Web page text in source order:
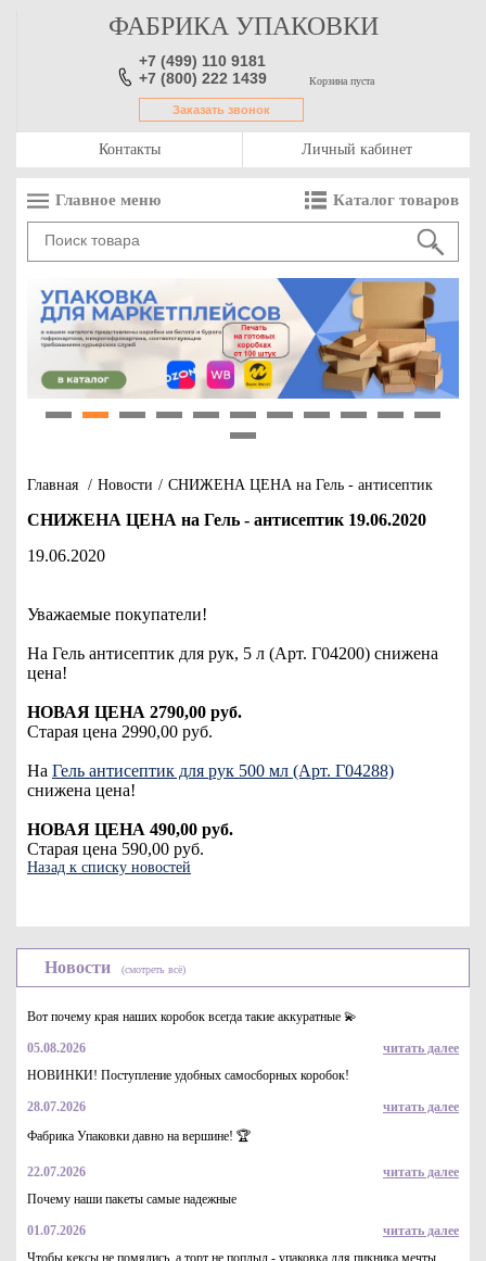
ФАБРИКА УПАКОВКИ
+7 (499) 110 9181
+7 (800) 222 1439
Заказать звонок
Корзина пуста
Контакты Личный кабинет
Главное меню Каталог товаров
Главная / Новости / СНИЖЕНА ЦЕНА на Гель - антисептик
СНИЖЕНА ЦЕНА на Гель - антисептик 19.06.2020
19.06.2020
Уважаемые покупатели!
На Гель антисептик для рук, 5 л (Арт. Г04200) снижена
цена!
НОВАЯ ЦЕНА 2790,00 руб.
Старая цена 2990,00 руб.
На Гель антисептик для рук 500 мл (Арт. Г04288)
снижена цена!
НОВАЯ ЦЕНА 490,00 руб.
Старая цена 590,00 руб.
Назад к списку новостей
Новости (смотреть всё)
Вот почему края наших коробок всегда такие аккуратные 💫
05.08.2026
читать далее
НОВИНКИ! Поступление удобных самосборных коробок!
28.07.2026
читать далее
Фабрика Упаковки давно на вершине! 🏆
22.07.2026
читать далее
Почему наши пакеты самые надежные
01.07.2026
читать далее
Чтобы кексы не помялись, а торт не поплыл - упаковка для пикника мечты